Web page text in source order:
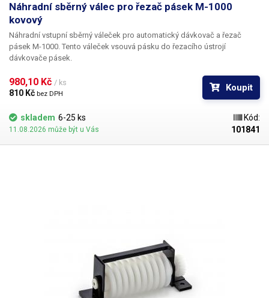
Náhradní sběrný válec pro řezač pásek M-1000
kovový
Náhradní vstupní sběrný váleček pro automatický dávkovač a řezač
pásek M-1000. Tento váleček vsouvá pásku do řezacího ústrojí
dávkovače pásek.
980,10 Kč / ks
810 Kč bez DPH
Koupit
skladem 6-25 ks
11.08.2026 může být u Vás
Kód:
101841